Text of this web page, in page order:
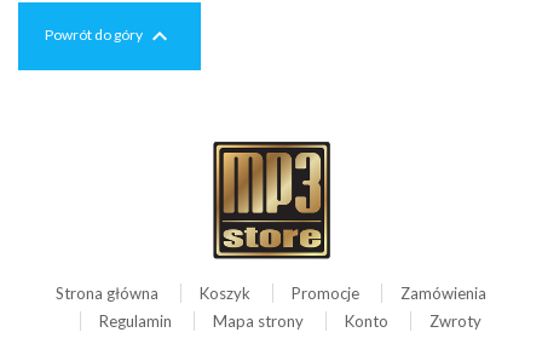
Powrót do góry 
Strona główna Koszyk Promocje
Zamówienia
Regulamin
Mapa strony Konto
Zwroty